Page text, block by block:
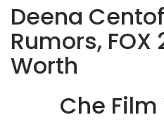
Deena
Rumors, FOX
Worth
Che